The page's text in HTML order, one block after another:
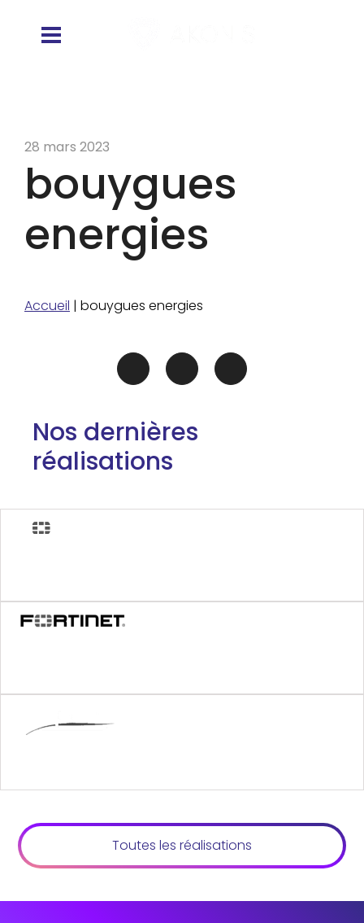
28 mars 2023
bouygues
energies
Accueil | bouygues energies
Nos dernières
réalisations
Toutes les réalisations